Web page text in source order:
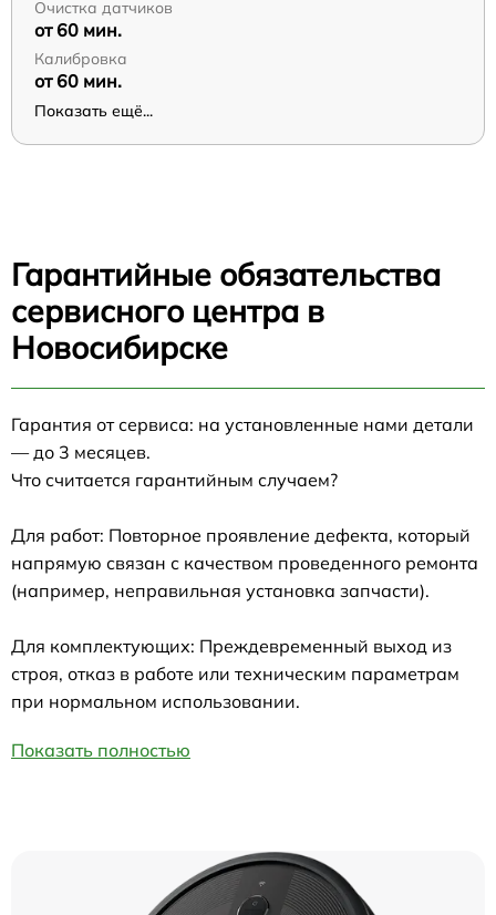
Очистка датчиков
от 60 мин.
Калибровка
от 60 мин.
Показать ещё...
Гарантийные обязательства
сервисного центра в
Новосибирске
Гарантия от сервиса: на установленные нами детали
— до 3 месяцев.
Что считается гарантийным случаем?
Для работ: Повторное проявление дефекта, который
напрямую связан с качеством проведенного ремонта
(например, неправильная установка запчасти).
Для комплектующих: Преждевременный выход из
строя, отказ в работе или техническим параметрам
при нормальном использовании.
Показать полностью